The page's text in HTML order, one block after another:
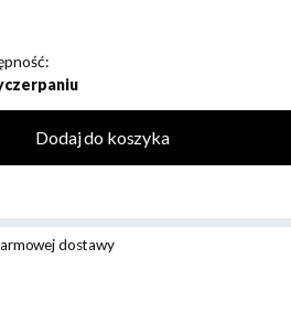
Dodaj do koszyka
dostawy